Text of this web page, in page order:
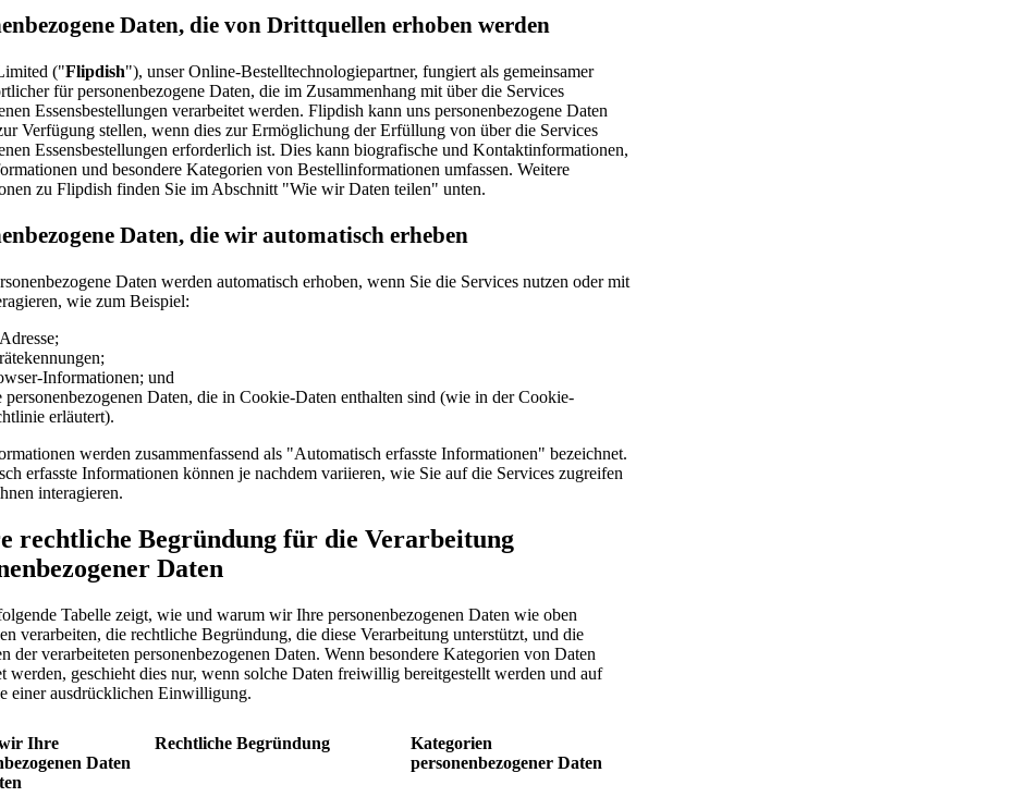
Daten, die von Drittquellen erhoben werden
("Flipdish"), unser Online-Bestelltechnologiepartner, fungiert als gemeinsamer
für personenbezogene Daten, die im Zusammenhang mit über die Services
Essensbestellungen verarbeitet werden. Flipdish kann uns personenbezogene Daten
Verfügung stellen, wenn dies zur Ermöglichung der Erfüllung von über die Services
Essensbestellungen erforderlich ist. Dies kann biografische und Kontaktinformationen,
und besondere Kategorien von Bestellinformationen umfassen. Weitere
zu Flipdish finden Sie im Abschnitt "Wie wir Daten teilen" unten.
Daten, die wir automatisch erheben
Daten werden automatisch erhoben, wenn Sie die Services nutzen oder mit
wie zum Beispiel:
Informationen; und
personenbezogenen Daten, die in Cookie-Daten enthalten sind (wie in der Cookie-
erläutert).
werden zusammenfassend als "Automatisch erfasste Informationen" bezeichnet.
erfasste Informationen können je nachdem variieren, wie Sie auf die Services zugreifen
interagieren.
rechtliche Begründung für die Verarbeitung
Daten
Tabelle zeigt, wie und warum wir Ihre personenbezogenen Daten wie oben
verarbeiten, die rechtliche Begründung, die diese Verarbeitung unterstützt, und die
der verarbeiteten personenbezogenen Daten. Wenn besondere Kategorien von Daten
werden, geschieht dies nur, wenn solche Daten freiwillig bereitgestellt werden und auf
einer ausdrücklichen Einwilligung.
Ihre
Daten
Rechtliche Begründung
Kategorien
personenbezogener Daten